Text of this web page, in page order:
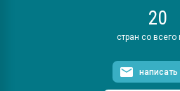
20
стран со всего